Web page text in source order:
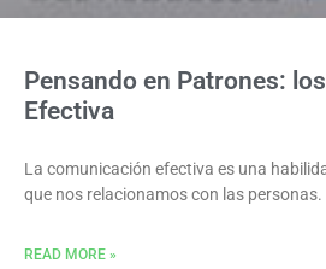
Pensando en Patrones:
Efectiva
La comunicación efectiva es una
que nos relacionamos con las
READ MORE »